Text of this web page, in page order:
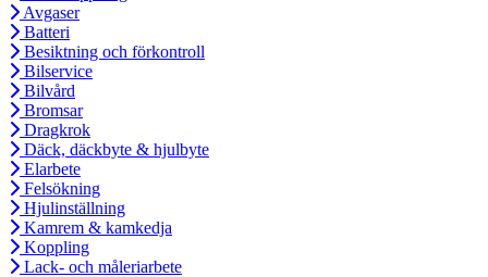
Avgaser
Batteri
Besiktning och förkontroll
Bilservice
Bilvård
Bromsar
Dragkrok
Däck, däckbyte & hjulbyte
Elarbete
Felsökning
Hjulinställning
Kamrem & kamkedja
Koppling
Lack- och måleriarbete